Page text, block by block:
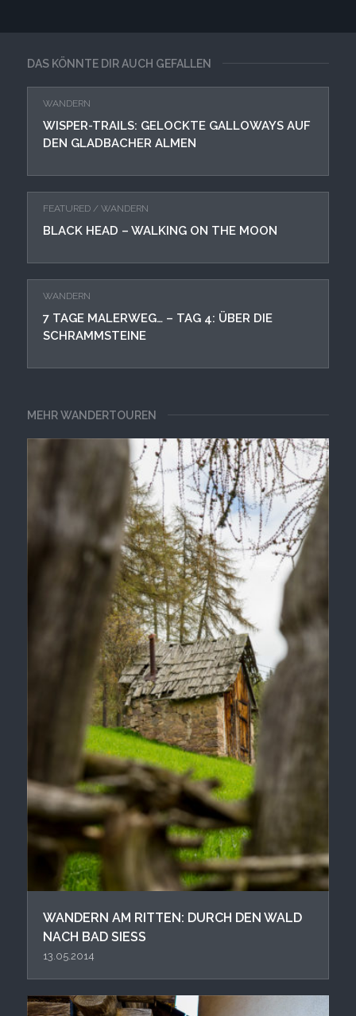
DAS KÖNNTE DIR AUCH GEFALLEN
WANDERN
WISPER-TRAILS: GELOCKTE GALLOWAYS AUF
DEN GLADBACHER ALMEN
FEATURED / WANDERN
BLACK HEAD – WALKING ON THE MOON
WANDERN
7 TAGE MALERWEG… – TAG 4: ÜBER DIE
SCHRAMMSTEINE
MEHR WANDERTOUREN
WANDERN AM RITTEN: DURCH DEN WALD
NACH BAD SIESS
13.05.2014